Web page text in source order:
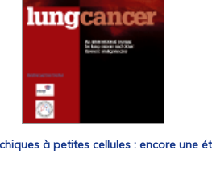
à petites cellules : encore une